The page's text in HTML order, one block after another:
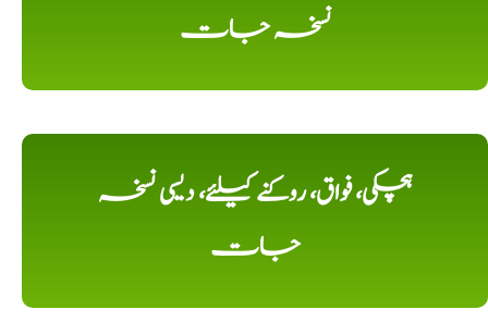
نسخہ جات
ہچکی، فواق، روکنے کیلئے، دیسی نسخہ
جات